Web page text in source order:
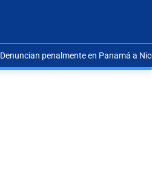
Denuncian penalmente en Panamá a